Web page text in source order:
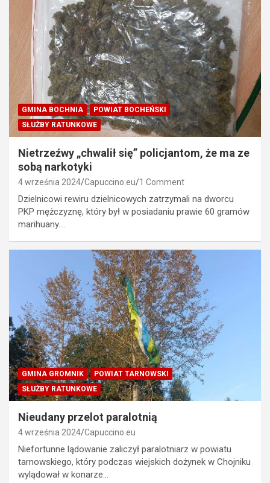
GMINA BOCHNIA
POWIAT BOCHEŃSKI
SŁUŻBY RATUNKOWE
Nietrzeźwy „chwalił się” policjantom, że ma ze
sobą narkotyki
4 września 2024 Capuccino.eu 1 Comment
Dzielnicowi rewiru dzielnicowych zatrzymali na dworcu
PKP mężczyznę, który był w posiadaniu prawie 60 gramów
marihuany.…
GMINA GROMNIK
POWIAT TARNOWSKI
SŁUŻBY RATUNKOWE
Nieudany przelot paralotnią
4 września 2024 Capuccino.eu
Niefortunne lądowanie zaliczył paralotniarz w powiatu
tarnowskiego, który podczas wiejskich dożynek w Chojniku
wylądował w konarze…